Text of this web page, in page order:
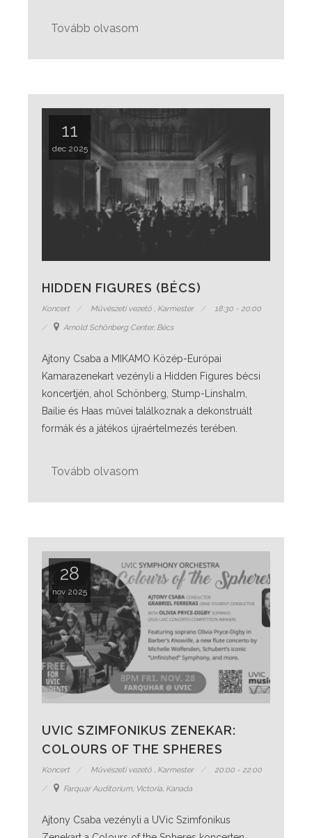
Tovább olvasom
11
dec 2025
HIDDEN FIGURES (BÉCS)
Koncert Művészeti vezető Karmester 18:30 - 20:00
Arnold Schönberg Center, Bécs
Ajtony Csaba a MIKAMO Közép-Európai
Kamarazenekart vezényli a Hidden Figures bécsi
koncertjén, ahol Schönberg, Stump-Linshalm,
Bailie és Haas művei találkoznak a dekonstruált
formák és a játékos újraértelmezés terében.
Tovább olvasom
28
nov 2025
UVIC SZIMFONIKUS ZENEKAR:
COLOURS OF THE SPHERES
Koncert Művészeti vezető , Karmester 20:00 - 22:00
Farquar Auditorium, Victoria, Kanada
Ajtony Csaba vezényli a UVic Szimfonikus